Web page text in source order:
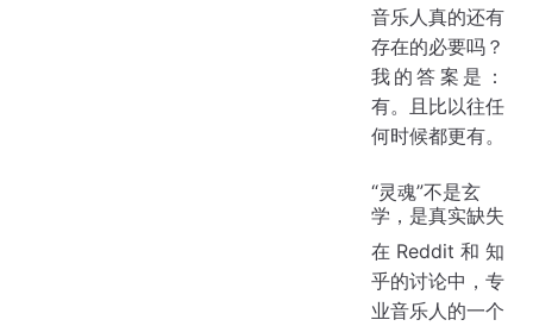
音乐人真的还有
存在的必要吗？
我的答案是：
有。且比以往任
何时候都更有。
“灵魂”不是玄
学，是真实缺失
在Reddit和知
乎的讨论中，专
业音乐人的一个